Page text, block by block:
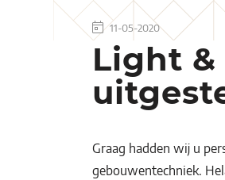
11-05-2020
Light
Graag hadden wij u
gebouwentechniek.